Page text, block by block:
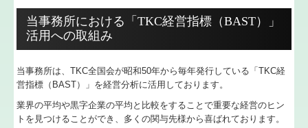
お知らせ
ご契約までの流れ
新規開業支援
経営者の皆様へ
当事務所における「TKC経営指標（BAST）」
活用への取組み
当事務所は、TKC全国会が昭和50年から毎年発行している「TKC経
営指標（BAST）」を経営分析に活用しております。
業界の平均や黒字企業の平均と比較をすることで重要な経営のヒン
トを見つけることができ、多くの関与先様から喜ばれております。